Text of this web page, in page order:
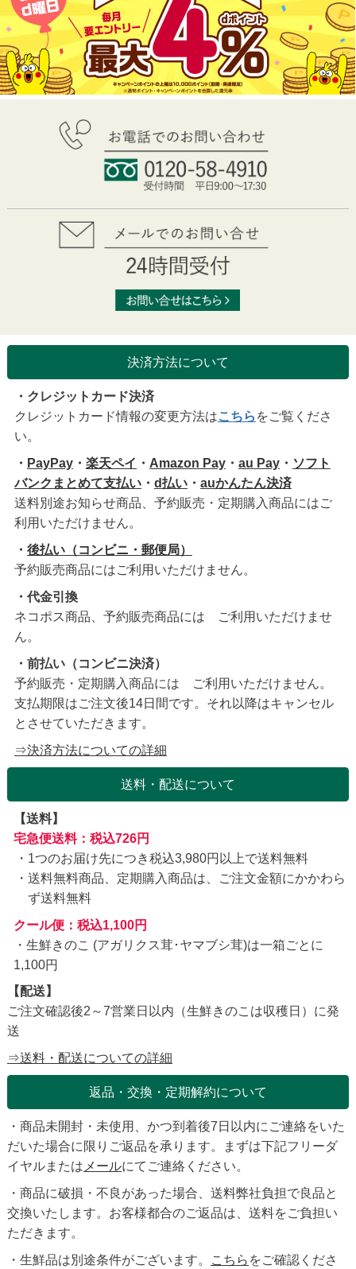
決済方法について
・クレジットカード決済
クレジットカード情報の変更方法はこちら をご覧くださ
い。
・ PayPay・ 楽天ペイ ・ Amazon Pay・ au Pay・ ソフト
バンクまとめて支払い・ d払い・ auかんたん決済
送料別途お知らせ商品、予約販売・定期購入商品にはご
利用いただけません。
・ 後払い（コンビニ・郵便局）
予約販売商品にはご利用いただけません。
・代金引換
ネコポス商品、予約販売商品には ご利用いただけませ
ん。
・前払い（コンビニ決済）
予約販売・定期購入商品には ご利用いただけません。
支払期限はご注文後14日間です。それ以降はキャンセル
とさせていただきます。
⇒決済方法についての詳細
送料・配送について
【送料】
宅急便送料：税込726円
1つのお届け先につき税込3,980円以上で送料無料
送料無料商品、定期購入商品は、ご注文金額にかかわら
ず送料無料
クール便：税込1,100円
・生鮮きのこ (アガリクス茸･ヤマブシ茸)は一箱ごとに
1,100円
【配送】
ご注文確認後2～7営業日以内（生鮮きのこは収穫日）に発
送
⇒送料・配送についての詳細
返品・交換・定期解約について
・商品未開封・未使用、かつ到着後7日以内にご連絡をいた
だいた場合に限りご返品を承ります。まずは下記フリーダ
イヤルまたは メールにてご連絡ください。
・商品に破損・不良があった場合、送料弊社負担で良品と
交換いたします。お客様都合のご返品は、送料をご負担い
ただきます。
・生鮮品は別途条件がございます。
こちら をご確認くださ